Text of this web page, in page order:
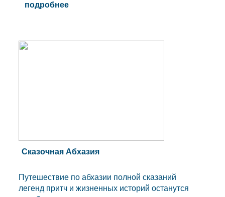
подробнее
Сказочная Абхазия
Путешествие по абхазии полной сказаний
легенд притч и жизненных историй останутся